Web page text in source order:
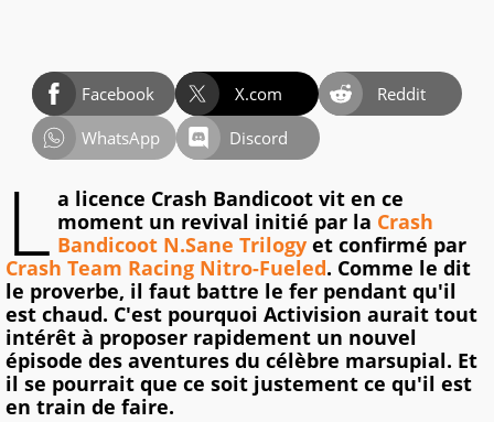
Facebook X.com
Reddit
WhatsApp
Discord
L a licence Crash Bandicoot vit en ce
moment un revival initié par la Crash
Bandicoot N.Sane Trilogy et confirmé par
Crash Team Racing Nitro-Fueled. Comme le dit
le proverbe, il faut battre le fer pendant qu'il
est chaud. C'est pourquoi Activision aurait tout
intérêt à proposer rapidement un nouvel
épisode des aventures du célèbre marsupial. Et
il se pourrait que ce soit justement ce qu'il est
en train de faire.